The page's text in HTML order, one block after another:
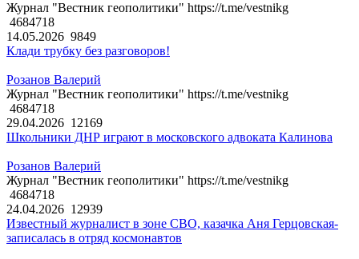
Журнал "Вестник геополитики" https://t.me/vestnikg
4684718
14.05.2026 9849
Клади трубку без разговоров!
Розанов Валерий
Журнал "Вестник геополитики" https://t.me/vestnikg
4684718
29.04.2026 12169
Школьники ДНР играют в московского адвоката Калинова
Розанов Валерий
Журнал "Вестник геополитики" https://t.me/vestnikg
4684718
24.04.2026 12939
Известный журналист в зоне СВО, казачка Аня Герцовская-
записалась в отряд космонавтов